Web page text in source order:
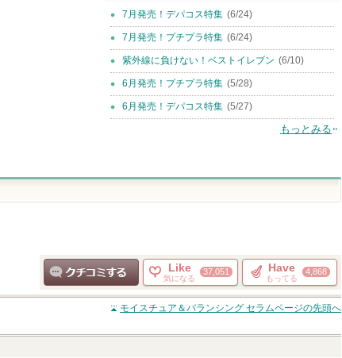
7月発売！デパコス特集 (6/24)
7月発売！プチプラ特集 (6/24)
紫外線に負けない！ベストイレブン (6/10)
6月発売！プチプラ特集 (5/28)
6月発売！デパコス特集 (5/27)
もっとみる
クチコミする
Like
気になる
37,051 Have
もってる
4,868
モイスチュア＆バランシング セラムページの先頭へ